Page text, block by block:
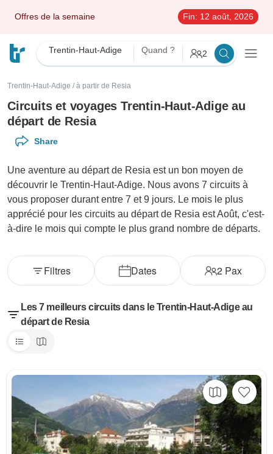
Offres de la semaine Fin: 12 août, 2026
Trentin-Haut-Adige Quand ? 2
Trentin-Haut-Adige / à partir de Resia
Circuits et voyages Trentin-Haut-Adige au
départ de Resia
Share
Une aventure au départ de Resia est un bon moyen de
découvrir le Trentin-Haut-Adige. Nous avons 7 circuits à
vous proposer durant entre 7 et 9 jours. Le mois le plus
apprécié pour les circuits au départ de Resia est Août, c'est-
à-dire le mois qui compte le plus grand nombre de départs.
Dates 2Pax
Filtres
Les 7 meilleurs circuits dans le Trentin-Haut-Adige au
départ de Resia